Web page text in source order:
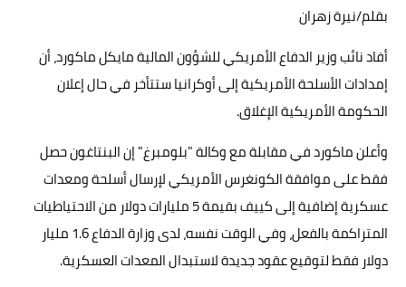
خدمات
مقالات
بقلم/نيرة زهران
أفاد نائب وزير الدفاع الأمريكي للشؤون المالية مايكل ماكورد، أن
إمدادات الأسلحة الأمريكية إلى أوكرانيا ستتأخر في حال إعلان
الحكومة الأمريكية الإغلاق.
وأعلن ماكورد في مقابلة مع وكالة "بلومبرغ" إن البنتاغون حصل
فقط على موافقة الكونغرس الأمريكي لإرسال أسلحة ومعدات
عسكرية إضافية إلى كييف بقيمة 5 مليارات دولار من الاحتياطيات
المتراكمة بالفعل، وفي الوقت نفسه، لدى وزارة الدفاع 1.6 مليار
دولار فقط لتوقيع عقود جديدة لاستبدال المعدات العسكرية.